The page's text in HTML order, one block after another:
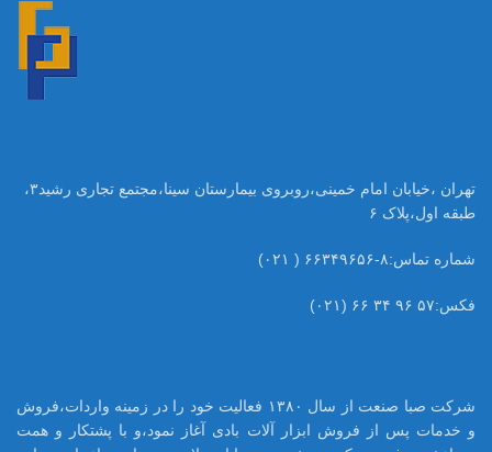
تهران ،خیابان امام خمینی،روبروی بیمارستان سینا،مجتمع تجاری رشید۳،
طبقه اول،پلاک ۶
شماره تماس:۸-۶۶۳۴۹۶۵۶ ( ۰۲۱)
فکس:۵۷ ۹۶ ۳۴ ۶۶ (۰۲۱)
شرکت صبا صنعت از سال ۱۳۸۰ فعالیت خود را در زمینه واردات،فروش
و خدمات پس از فروش ابزار آلات بادی آغاز نمود،و با پشتکار و همت